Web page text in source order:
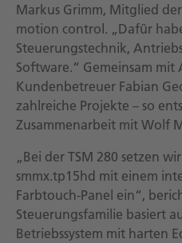
Markus Grimm, Mitglied
motion control. „Dafür
Steuerungstechnik,
Software.“ Gemeinsam
Kundenbetreuer Fabian
zahlreiche Projekte – so
Zusammenarbeit mit Wolf
„Bei der TSM 280 setzen
smmx.tp15hd mit einem
Farbtouch-Panel ein“,
Steuerungsfamilie basiert
Betriebssystem mit harten